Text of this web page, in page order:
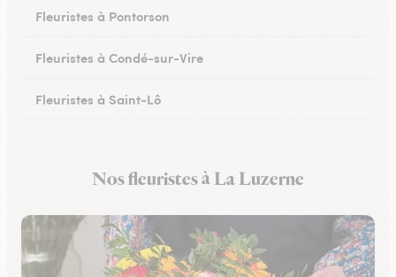
Fleuristes à Pontorson
Fleuristes à Condé-sur-Vire
Fleuristes à Saint-Lô
Fleuristes à Granville
Nos fleuristes à La Luzerne